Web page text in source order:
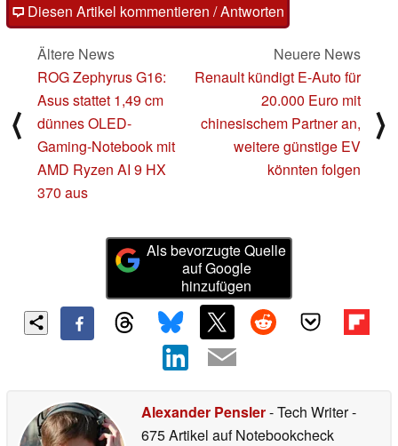
Diesen Artikel kommentieren / Antworten
⟨
Ältere News
ROG Zephyrus G16:
Asus stattet 1,49 cm
dünnes OLED-
Gaming-Notebook mit
AMD Ryzen AI 9 HX
370 aus
Neuere News
Renault kündigt E-Auto für
20.000 Euro mit
chinesischem Partner an,
weitere günstige EV
könnten folgen
⟩
Als bevorzugte Quelle
auf Google
hinzufügen
Alexander Pensler- Tech Writer-
675 Artikel auf Notebookcheck